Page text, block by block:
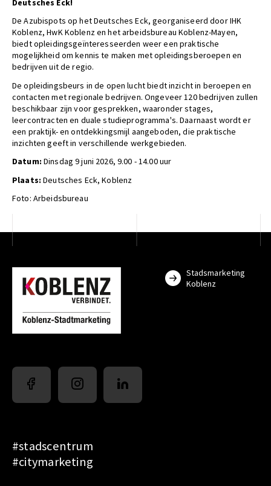
Deutsches Eck!
De Azubispots op het Deutsches Eck, georganiseerd door IHK
Koblenz, HwK Koblenz en het arbeidsbureau Koblenz-Mayen,
biedt opleidingsgeïnteresseerden weer een praktische
mogelijkheid om kennis te maken met opleidingsberoepen en
bedrijven uit de regio.
De opleidingsbeurs in de open lucht biedt inzicht in beroepen en
contacten met regionale bedrijven. Ongeveer 120 bedrijven zullen
beschikbaar zijn voor gesprekken, waaronder stages,
leercontracten en duale studieprogramma's. Daarnaast wordt er
een praktijk- en ontdekkingsmijl aangeboden, die praktische
inzichten geeft in verschillende werkgebieden.
Datum: Dinsdag 9 juni 2026, 9.00 - 14.00 uur
Plaats:Deutsches Eck, Koblenz
Foto: Arbeidsbureau
Stadsmarketing
Koblenz
#stadscentrum
#citymarketing